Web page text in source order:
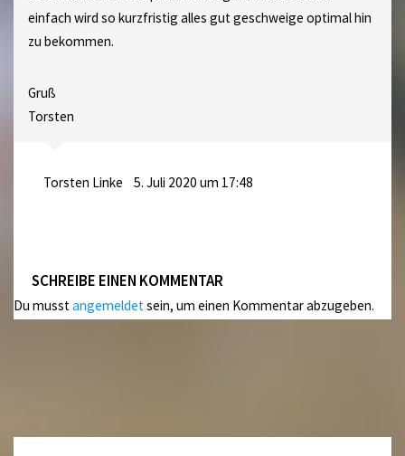
einfach wird so kurzfristig alles gut geschweige optimal hin
zu bekommen.
Gruß
Torsten
Torsten Linke 5. Juli 2020 um 17:48
SCHREIBE EINEN KOMMENTAR
Du musstangemeldetsein, um einen Kommentar abzugeben.